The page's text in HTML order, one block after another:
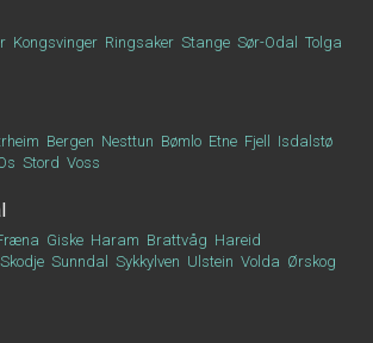
Kongsvinger Ringsaker Stange Sør-Odal
Tolga
Bergen Nesttun Bømlo Etne Fjell
Isdalstø
Stord Voss
Giske Haram Brattvåg Hareid
Skodje Sunndal Sykkylven Ulstein Volda Ørskog